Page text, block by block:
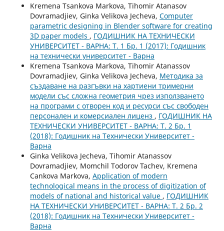
Kremena Tsankova Markova, Tihomir Atanasov
Dovramadjiev, Ginka Velikova Jecheva, Computer
parametric designing in Blender software for creating
3D paper models , ГОДИШНИК НА ТЕХНИЧЕСКИ
УНИВЕРСИТЕТ - ВАРНА: Т. 1 Бр. 1 (2017): Годишник
на технически университет - Варна
Kremena Tsankova Markova, Tihomir Atanassov
Dovramadjiev, Ginka Velikova Jecheva, Методика за
създаване на разгъвки на хартиени тримерни
модели със сложна геометрия чрез използването
на програми с отворен код и ресурси със свободен
персонален и комерсиален лиценз , ГОДИШНИК НА
ТЕХНИЧЕСКИ УНИВЕРСИТЕТ - ВАРНА: Т. 2 Бр. 1
(2018): Годишник на Технически Университет -
Варна
Ginka Velikova Jecheva, Tihomir Atanassov
Dovramadjiev, Momchil Todorov Tachev, Kremena
Cankova Markova, Application of modern
technological means in the process of digitization of
models of national and historical value , ГОДИШНИК
НА ТЕХНИЧЕСКИ УНИВЕРСИТЕТ - ВАРНА: Т. 2 Бр. 2
(2018): Годишник на Технически Университет -
Варна